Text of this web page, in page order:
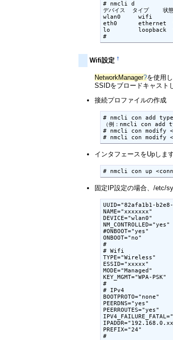
# nmcli d
デバイス  タイプ
wlan0     wifi
eth0      ethernet
lo        loopback
Wifi設定†
NetworkManager?を使用
SSIDをブロードキャスト
接続プロファイルの作成
# nmcli con add
（例：nmcli con
# nmcli con modify
インタフェースをUpします
固定IP設定の場合、/etc/
UUID="82afa1b1-
NAME="xxxxxxx"
DEVICE="wlan0"
NM_CONTROLLED="yes"
#ONBOOT="yes"
ONBOOT="no"
#
# Wifi
TYPE="Wireless"
ESSID="xxxxx"
MODE="Managed"
KEY_MGMT="WPA-PSK"
#
# IPv4
BOOTPROTO="none"
PEERDNS="yes"
PEERROUTES="yes"
PREFIX="24"
#